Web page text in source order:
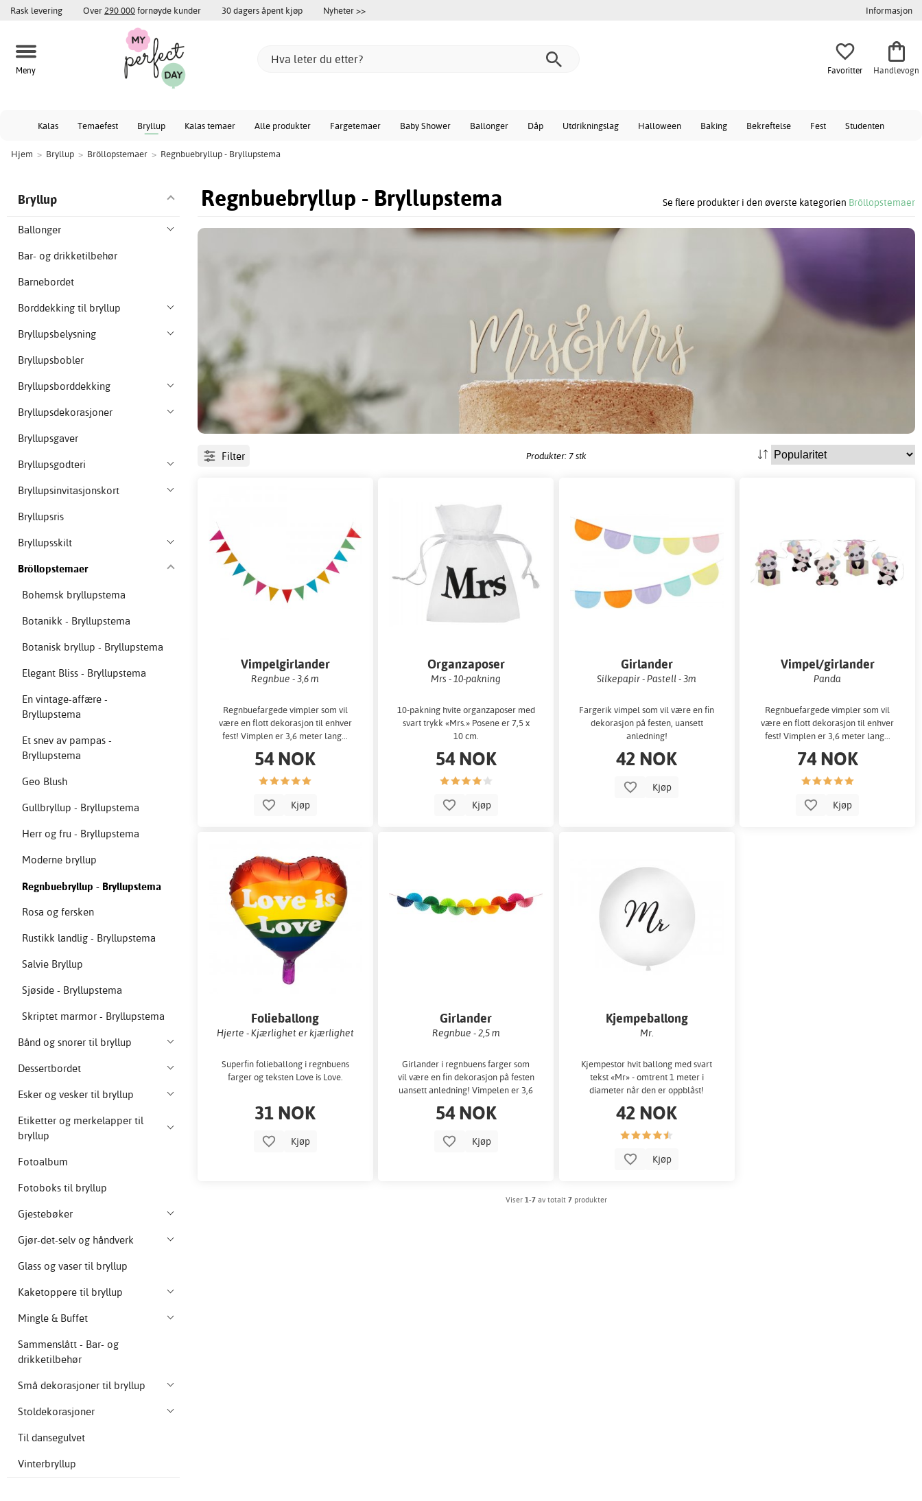
Rask levering Over 290 000fornøyde kunder 30 dagers åpent kjøp Nyheter >> Informasjon
Meny Favoritter Handlevogn
Kalas Temaefest Bryllup Kalas temaer Alle produkter Fargetemaer Baby Shower Ballonger Dåp Utdrikningslag Halloween Baking Bekreftelse Fest Studenten
Hjem > Bryllup > Bröllopstemaer > Regnbuebryllup - Bryllupstema
Regnbuebryllup - Bryllupstema Se flere produkter i den øverste kategorien Bröllopstemaer
Bryllup
Ballonger
Bar- og drikketilbehør
Barnebordet
Borddekking til bryllup
Bryllupsbelysning
Bryllupsbobler
Bryllupsborddekking
Bryllupsdekorasjoner
Bryllupsgaver
Bryllupsgodteri
Bryllupsinvitasjonskort
Bryllupsris
Bryllupsskilt
Bröllopstemaer
Bohemsk bryllupstema
Botanikk - Bryllupstema
Botanisk bryllup - Bryllupstema
Elegant Bliss - Bryllupstema
En vintage-affære -
Bryllupstema
Et snev av pampas -
Bryllupstema
Geo Blush
Gullbryllup - Bryllupstema
Herr og fru - Bryllupstema
Moderne bryllup
Regnbuebryllup - Bryllupstema
Rosa og fersken
Rustikk landlig - Bryllupstema
Salvie Bryllup
Sjøside - Bryllupstema
Skriptet marmor - Bryllupstema
Bånd og snorer til bryllup
Dessertbordet
Esker og vesker til bryllup
Etiketter og merkelapper til
bryllup
Fotoalbum
Fotoboks til bryllup
Gjestebøker
Gjør-det-selv og håndverk
Glass og vaser til bryllup
Kaketoppere til bryllup
Mingle & Buffet
Sammenslått - Bar- og
drikketilbehør
Små dekorasjoner til bryllup
Stoldekorasjoner
Til dansegulvet
Vinterbryllup
Filter Produkter: 7 stk
Vimpelgirlander
Regnbue - 3,6 m
Regnbuefargede vimpler som vil
være en flott dekorasjon til enhver
fest! Vimplen er 3,6 meter lang...
54 NOK
Kjøp
Organzaposer
Mrs - 10-pakning
10-pakning hvite organzaposer med
svart trykk «Mrs.» Posene er 7,5 x
10 cm.
54 NOK
Kjøp
Girlander
Silkepapir - Pastell - 3m
Fargerik vimpel som vil være en fin
dekorasjon på festen, uansett
anledning!
42 NOK
Kjøp
Vimpel/girlander
Panda
Regnbuefargede vimpler som vil
være en flott dekorasjon til enhver
fest! Vimplen er 3,6 meter lang...
74 NOK
Kjøp
Folieballong
Hjerte - Kjærlighet er kjærlighet
Superfin folieballong i regnbuens
farger og teksten Love is Love.
31 NOK
Kjøp
Girlander
Regnbue - 2,5 m
Girlander i regnbuens farger som
vil være en fin dekorasjon på festen
uansett anledning! Vimpelen er 3,6
54 NOK
Kjøp
Kjempeballong
Mr.
Kjempestor hvit ballong med svart
tekst «Mr» - omtrent 1 meter i
diameter når den er oppblåst!
42 NOK
Kjøp
Viser1-7 av totalt7 produkter